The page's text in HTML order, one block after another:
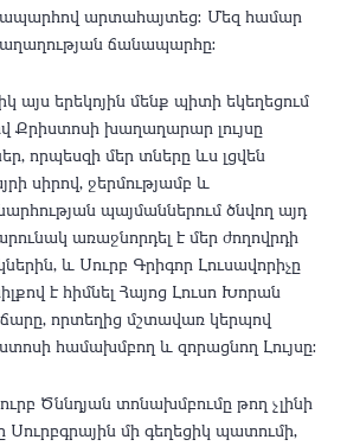
արտահայտեց։ Մեզ համար
ճանապարհը։
այս երեկոյին մենք պիտի եկեղեցում
Քրիստոսի խաղաղարար լույսը
որպեսզի մեր տները ևս լցվեն
սիրով, ջերմությամբ և
պայմաններում ծնվող այդ
առաջնորդել է մեր ժողովրդի
և Սուրբ Գրիգոր Լուսավորիչը
է հիմնել Հայոց Լուսո Խորան
որտեղից մշտավառ կերպով
համախմբող և զորացնող Լույսը։
Ծննդյան տոնախմբումը թող չլինի
Սուրբգրային մի գեղեցիկ պատումի,